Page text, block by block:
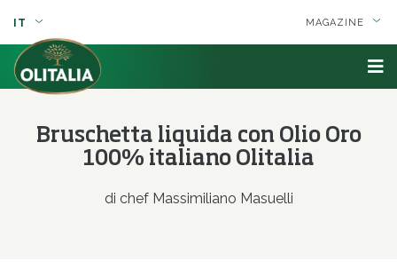
MAGAZINE
IT
Bruschetta liquida con Olio Oro
100% italiano Olitalia
di chef Massimiliano Masuelli